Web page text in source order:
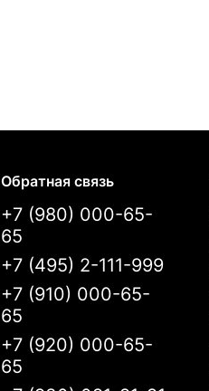
Обратная связь
+7 (980) 000-65-
65
+7 (495) 2-111-999
+7 (910) 000-65-
65
+7 (920) 000-65-
65